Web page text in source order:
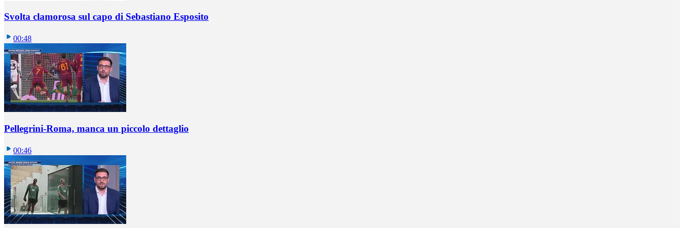
Svolta clamorosa sul capo di Sebastiano Esposito
00:48
Pellegrini-Roma, manca un piccolo dettaglio
00:46